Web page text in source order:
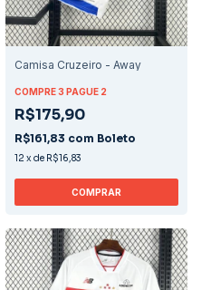
Camisa Cruzeiro - Away
COMPRE 3 PAGUE 2
R$175,90
R$161,83 com Boleto
12 x de R$16,83
COMPRAR